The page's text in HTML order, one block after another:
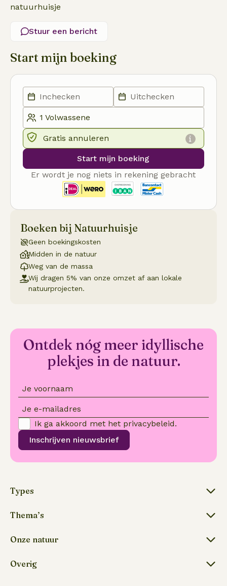
natuurhuisje
Stuur een bericht
Start mijn boeking
Gratis annuleren
Start mijn boeking
Er wordt je nog niets in rekening gebracht
Boeken bij Natuurhuisje
Geen boekingskosten
Midden in de natuur
Weg van de massa
Wij dragen 5% van onze omzet af aan lokale
natuurprojecten.
Ontdek nóg meer idyllische
plekjes in de natuur.
Je voornaam
Je e-mailadres
Inschrijven nieuwsbrief
Ik ga akkoord met het privacybeleid.
Types
Thema’s
Onze natuur
Overig